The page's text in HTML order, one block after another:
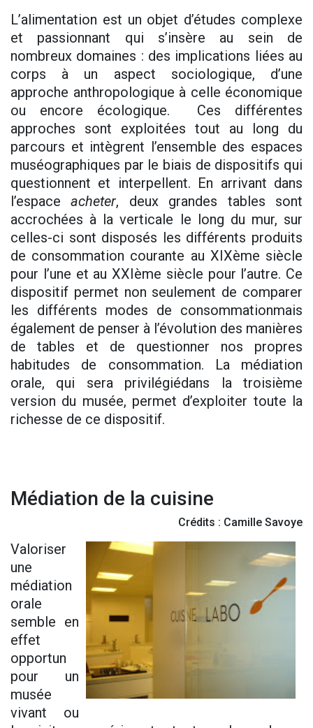
L’alimentation est un objet d’études complexe
et passionnant qui s’insère au sein de
nombreux domaines : des implications liées au
corps à un aspect sociologique, d’une
approche anthropologique à celle économique
ou encore écologique. Ces différentes
approches sont exploitées tout au long du
parcours et intègrent l’ensemble des espaces
muséographiques par le biais de dispositifs qui
questionnent et interpellent. En arrivant dans
l’espaceacheter, deux grandes tables sont
accrochées à la verticale le long du mur, sur
celles-ci sont disposés les différents produits
de consommation courante au XIXème siècle
pour l’une et au XXIème siècle pour l’autre. Ce
dispositif permet non seulement de comparer
les différents modes de consommationmais
également de penser à l’évolution des manières
de tables et de questionner nos propres
habitudes de consommation. La médiation
orale, qui sera privilégiédans la troisième
version du musée, permet d’exploiter toute la
richesse de ce dispositif.
Médiation de la cuisine
Crédits : Camille Savoye
Valoriser
une
médiation
orale
semble en
effet
opportun
pour un
musée
vivant ou